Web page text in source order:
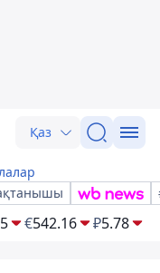
Қаз
€542.16 ₽5.78